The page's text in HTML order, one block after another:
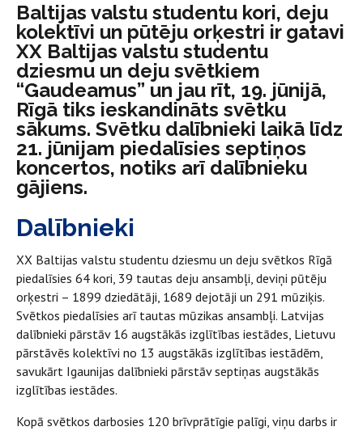
Baltijas valstu studentu kori, deju
kolektīvi un pūtēju orķestri ir gatavi
XX Baltijas valstu studentu
dziesmu un deju svētkiem
“Gaudeamus” un jau rīt, 19. jūnijā,
Rīgā tiks ieskandināts svētku
sākums. Svētku dalībnieki laikā līdz
21. jūnijam piedalīsies septiņos
koncertos, notiks arī dalībnieku
gājiens.
Dalībnieki
XX Baltijas valstu studentu dziesmu un deju svētkos Rīgā
piedalīsies 64 kori, 39 tautas deju ansambļi, deviņi pūtēju
orķestri – 1899 dziedātāji, 1689 dejotāji un 291 mūziķis.
Svētkos piedalīsies arī tautas mūzikas ansambļi. Latvijas
dalībnieki pārstāv 16 augstākās izglītības iestādes, Lietuvu
pārstāvēs kolektīvi no 13 augstākās izglītības iestādēm,
savukārt Igaunijas dalībnieki pārstāv septiņas augstākās
izglītības iestādes.
Kopā svētkos darbosies 120 brīvprātīgie palīgi, viņu darbs ir